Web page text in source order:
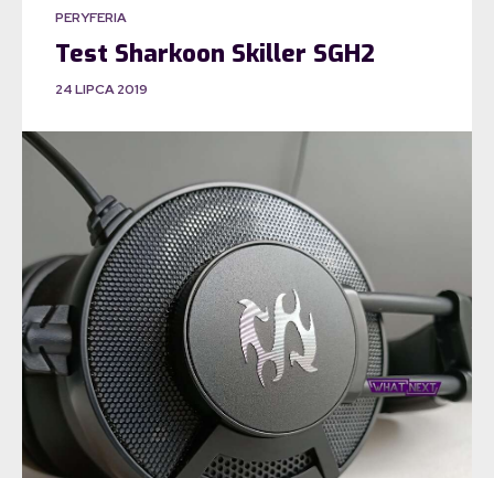
PERYFERIA
Test Sharkoon Skiller SGH2
24 LIPCA 2019